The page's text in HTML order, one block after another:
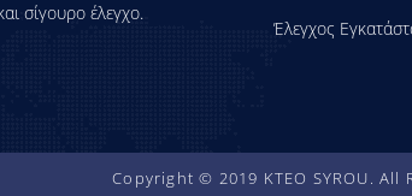
σίγουρο έλεγχο.
Έλεγχος
Copyright © 2019 KTEO SYROU. All